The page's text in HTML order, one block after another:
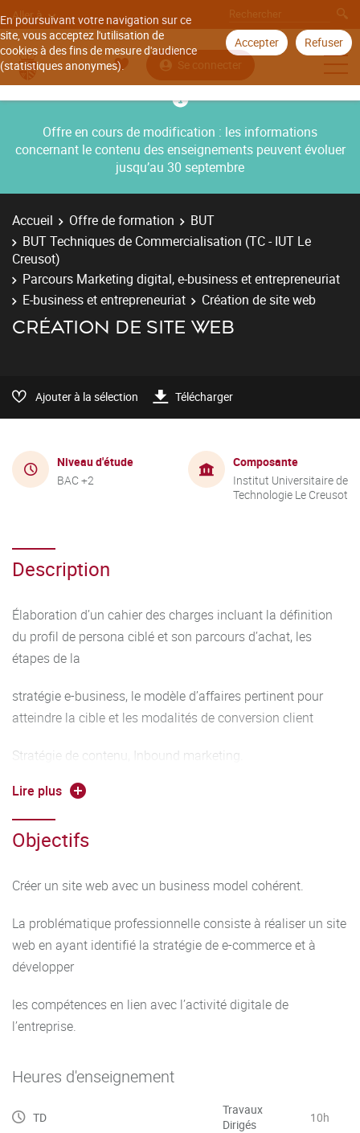
En poursuivant votre navigation sur ce
site, vous acceptez l'utilisation de
cookies à des fins de mesure d'audience
(statistiques anonymes).
Accepter Refuser
Aller à
Se connecter
Offre en cours de modification : les informations
concernant le contenu des enseignements peuvent évoluer
jusqu’au 30 septembre
Accueil Offre de formation
BUT
BUT Techniques de Commercialisation (TC - IUT Le
Creusot)
Parcours Marketing digital, e-business et entrepreneuriat
E-business et entrepreneuriat
Création de site web
CRÉATION DE SITE WEB
Ajouter à la sélection Télécharger
Niveau d'étude
BAC +2
Composante
Institut Universitaire de
Technologie Le Creusot
Description
Élaboration d’un cahier des charges incluant la définition
du profil de persona ciblé et son parcours d’achat, les
étapes de la
stratégie e-business, le modèle d’affaires pertinent pour
atteindre la cible et les modalités de conversion client
Stratégie de contenu, Inbound marketing.
Création d’un site web, de son architecture (proposition
d’une url, conception d’une maquette du site, prévision des
fonctionnalités,
la stratégie éditoriale, tunnel de conversion)
Proposition d’un business model simple où la création et la
délivrance de valeur pourront être identifiées facilement.
Lire plus
Objectifs
Créer un site web avec un business model cohérent.
La problématique professionnelle consiste à réaliser un site
web en ayant identifié la stratégie de e-commerce et à
développer
les compétences en lien avec l’activité digitale de
l’entreprise.
Heures d'enseignement
TD
Travaux
Dirigés
10h